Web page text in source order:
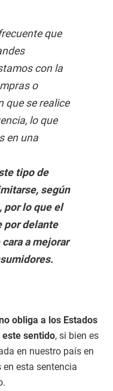
que
con la
o
que se realice
lo que
en una
tipo de
según
por lo que el
por delante
a mejorar
obliga a los Estados
sentido, si bien es
en nuestro país en
esta sentencia